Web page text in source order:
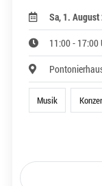
Sa, 1.
11:00 - 17:00
Musik